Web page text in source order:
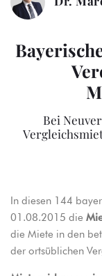
Bei
In diesen 144
01.08.2015 die
die Miete in den
der ortsüblichen